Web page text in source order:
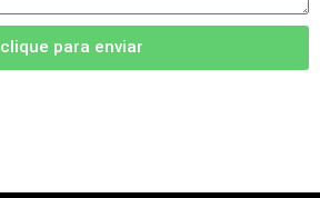
clique para enviar